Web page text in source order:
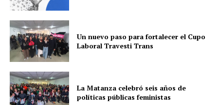
Un nuevo paso para fortalecer el Cupo
Laboral Travesti Trans
La Matanza celebró seis años de
políticas públicas feministas